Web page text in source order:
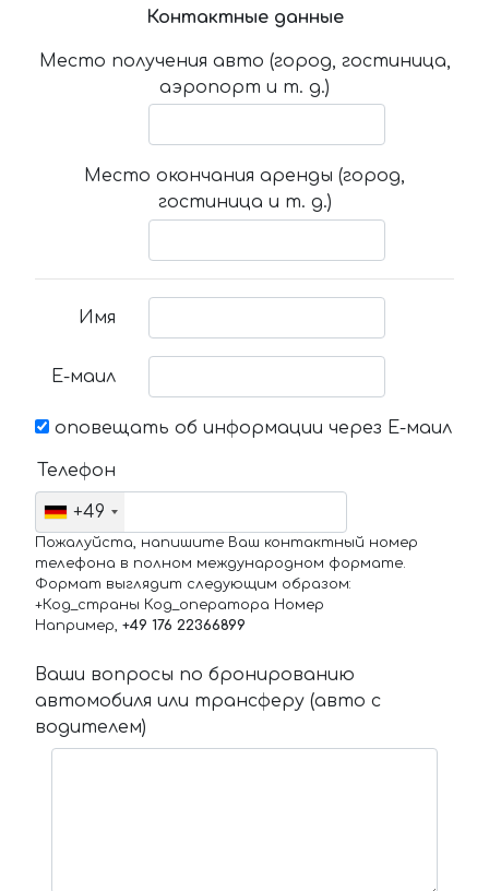
Контактные данные
Место получения авто (город, гостиница,
аэропорт и т. д.)
Место окончания аренды (город,
гостиница и т. д.)
Имя
Е-маил
оповещать об информации через Е-маил
Телефон
+49
Пожалуйста, напишите Ваш контактный номер
телефона в полном международном формате.
Формат выглядит следующим образом:
+Код_страны Код_оператора Номер
Например, +49 176 22366899
Ваши вопросы по бронированию
автомобиля или трансферу (авто с
водителем)